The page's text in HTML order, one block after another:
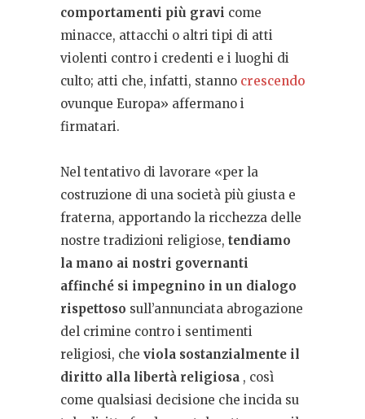
comportamenti più gravi come
minacce, attacchi o altri tipi di atti
violenti contro i credenti e i luoghi di
culto; atti che, infatti, stanno crescendo
ovunque Europa» affermano i
firmatari.
Nel tentativo di lavorare «per la
costruzione di una società più giusta e
fraterna, apportando la ricchezza delle
nostre tradizioni religiose, tendiamo
la mano ai nostri governanti
affinché si impegnino in un dialogo
rispettoso sull’annunciata abrogazione
del crimine contro i sentimenti
religiosi, che viola sostanzialmente il
diritto alla libertà religiosa , così
come qualsiasi decisione che incida su